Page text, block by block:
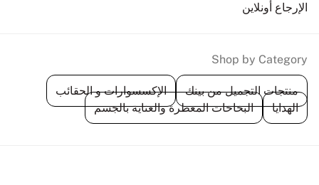
الإرجاع أونلاين
Shop by Category
منتجات التجميل من بينك
الإكسسوارات و الحقائب
الهدايا
البخاخات المعطرة والعناية بالجسم